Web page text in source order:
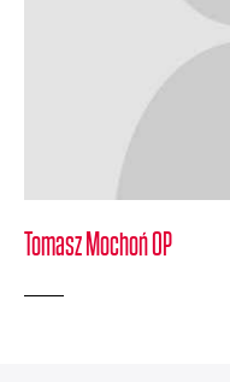
Tomasz Mochoń OP